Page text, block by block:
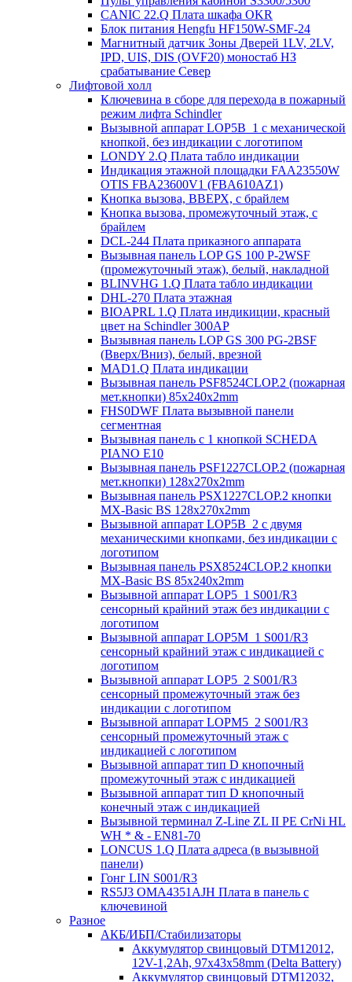
CANIC 22.Q Плата шкафа OKR
Блок питания Hengfu HF150W-SMF-24
Магнитный датчик Зоны Дверей 1LV, 2LV,
IPD, UIS, DIS (OVF20) моностаб НЗ
срабатывание Cевер
Лифтовой холл
Ключевина в сборе для перехода в пожарный
режим лифта Schindler
Вызывной аппарат LOP5B_1 с механической
кнопкой, без индикации с логотипом
LONDY 2.Q Плата табло индикации
Индикация этажной площадки FAA23550W
OTIS FBA23600V1 (FBA610AZ1)
Кнопка вызова, ВВЕРХ, с брайлем
Кнопка вызова, промежуточный этаж, с
брайлем
DCL-244 Плата приказного аппарата
Вызывная панель LOP GS 100 P-2WSF
(промежуточный этаж), белый, накладной
BLINVHG 1.Q Плата табло индикации
DHL-270 Плата этажная
BIOAPRL 1.Q Плата индикиции, красный
цвет на Schindler 300AP
Вызывная панель LOP GS 300 PG-2BSF
(Вверх/Вниз), белый, врезной
MAD1.Q Плата индикации
Вызывная панель PSF8524CLOP.2 (пожарная
мет.кнопки) 85х240х2mm
FHS0DWF Плата вызывной панели
сегментная
Вызывная панель с 1 кнопкой SCHEDA
PIANO E10
Вызывная панель PSF1227CLOP.2 (пожарная
мет.кнопки) 128х270х2mm
Вызывная панель PSX1227CLOP.2 кнопки
MX-Basic BS 128х270х2mm
Вызывной аппарат LOP5B_2 с двумя
механическими кнопками, без индикации с
логотипом
Вызывная панель PSX8524CLOP.2 кнопки
MX-Basic BS 85х240х2mm
Вызывной аппарат LOP5_1 S001/R3
сенсорный крайний этаж без индикации с
логотипом
Вызывной аппарат LOP5M_1 S001/R3
сенсорный крайний этаж с индикацией с
логотипом
Вызывной аппарат LOP5_2 S001/R3
сенсорный промежуточный этаж без
индикации с логотипом
Вызывной аппарат LOPM5_2 S001/R3
сенсорный промежуточный этаж с
индикацией с логотипом
Вызывной аппарат тип D кнопочный
промежуточный этаж с индикацией
Вызывной аппарат тип D кнопочный
конечный этаж с индикацией
Вызывной терминал Z-Line ZL II PE CrNi HL
WH * & - EN81-70
LONCUS 1.Q Плата адреса (в вызывной
панели)
Гонг LIN S001/R3
RS5J3 OMA4351AJH Плата в панель с
ключевиной
Разное
АКБ/ИБП/Стабилизаторы
Аккумулятор свинцовый DTM12012,
12V-1,2Ah, 97х43х58mm (Delta Battery)
Аккумулятор свинцовый DTM12032,